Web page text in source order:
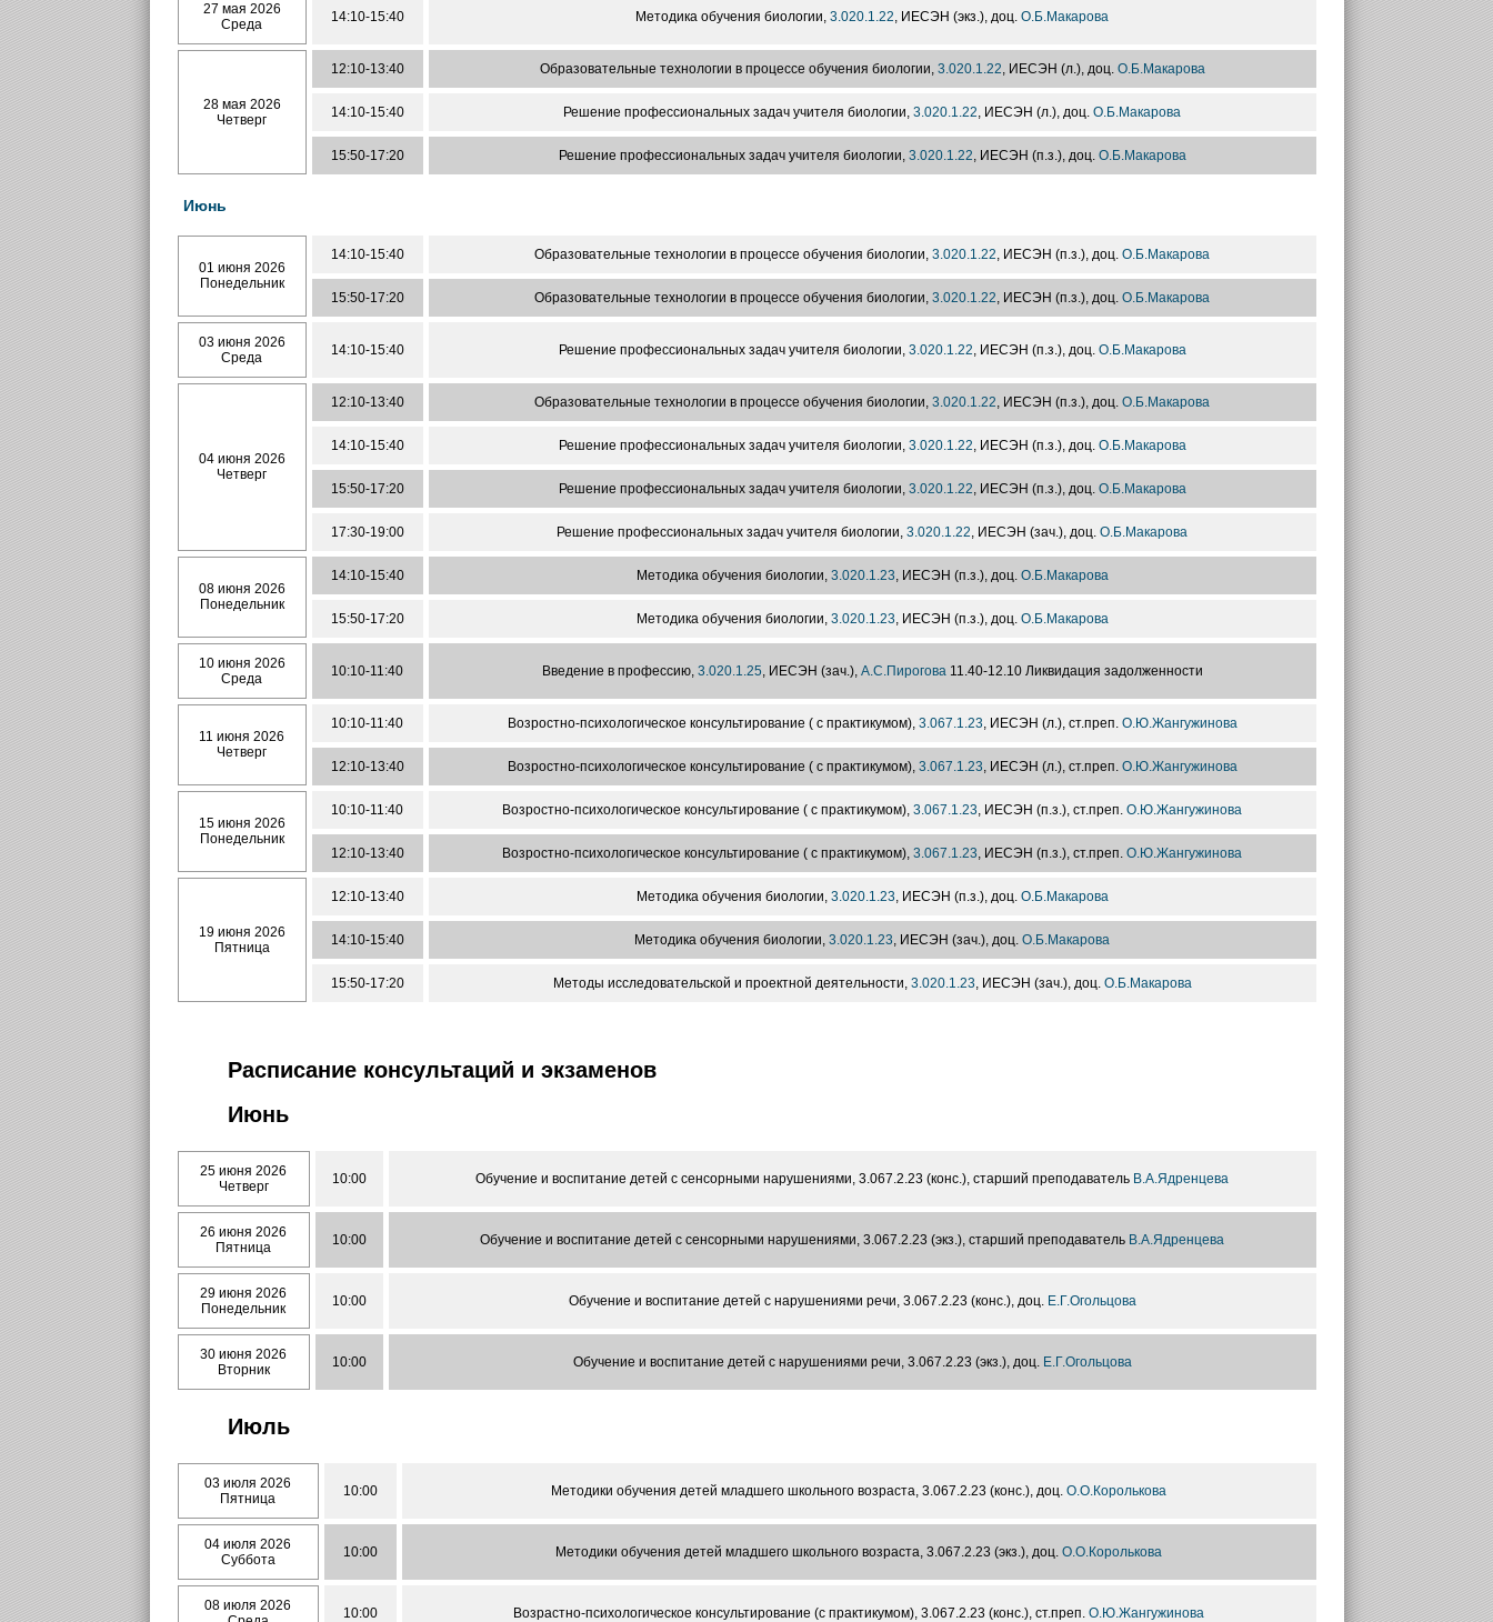
27 мая 2026
Среда
14:10-15:40 Методика обучения биологии, 3.020.1.22, ИЕСЭН (экз.), доц. О.Б.Макарова
28 мая 2026
Четверг
12:10-13:40 Образовательные технологии в процессе обучения биологии, 3.020.1.22, ИЕСЭН (л.), доц. О.Б.Макарова
14:10-15:40 Решение профессиональных задач учителя биологии, 3.020.1.22, ИЕСЭН (л.), доц. О.Б.Макарова
15:50-17:20 Решение профессиональных задач учителя биологии, 3.020.1.22, ИЕСЭН (п.з.), доц. О.Б.Макарова
Июнь
01 июня 2026
Понедельник
14:10-15:40 Образовательные технологии в процессе обучения биологии, 3.020.1.22, ИЕСЭН (п.з.), доц. О.Б.Макарова
15:50-17:20 Образовательные технологии в процессе обучения биологии, 3.020.1.22, ИЕСЭН (п.з.), доц. О.Б.Макарова
03 июня 2026
Среда
14:10-15:40 Решение профессиональных задач учителя биологии, 3.020.1.22, ИЕСЭН (п.з.), доц. О.Б.Макарова
04 июня 2026
Четверг
12:10-13:40 Образовательные технологии в процессе обучения биологии, 3.020.1.22, ИЕСЭН (п.з.), доц. О.Б.Макарова
14:10-15:40 Решение профессиональных задач учителя биологии, 3.020.1.22, ИЕСЭН (п.з.), доц. О.Б.Макарова
15:50-17:20 Решение профессиональных задач учителя биологии, 3.020.1.22, ИЕСЭН (п.з.), доц. О.Б.Макарова
17:30-19:00 Решение профессиональных задач учителя биологии, 3.020.1.22, ИЕСЭН (зач.), доц. О.Б.Макарова
08 июня 2026
Понедельник
14:10-15:40 Методика обучения биологии, 3.020.1.23, ИЕСЭН (п.з.), доц. О.Б.Макарова
15:50-17:20 Методика обучения биологии, 3.020.1.23, ИЕСЭН (п.з.), доц. О.Б.Макарова
10 июня 2026
Среда
10:10-11:40 Введение в профессию, 3.020.1.25, ИЕСЭН (зач.), А.С.Пирогова11.40-12.10 Ликвидация задолженности
11 июня 2026
Четверг
10:10-11:40 Возростно-психологическое консультирование ( с практикумом), 3.067.1.23, ИЕСЭН (л.), ст.преп. О.Ю.Жангужинова
12:10-13:40 Возростно-психологическое консультирование ( с практикумом), 3.067.1.23, ИЕСЭН (л.), ст.преп. О.Ю.Жангужинова
15 июня 2026
Понедельник
10:10-11:40 Возростно-психологическое консультирование ( с практикумом), 3.067.1.23, ИЕСЭН (п.з.), ст.преп. О.Ю.Жангужинова
12:10-13:40 Возростно-психологическое консультирование ( с практикумом), 3.067.1.23, ИЕСЭН (п.з.), ст.преп. О.Ю.Жангужинова
19 июня 2026
Пятница
12:10-13:40 Методика обучения биологии, 3.020.1.23, ИЕСЭН (п.з.), доц. О.Б.Макарова
14:10-15:40 Методика обучения биологии, 3.020.1.23, ИЕСЭН (зач.), доц. О.Б.Макарова
15:50-17:20 Методы исследовательской и проектной деятельности, 3.020.1.23, ИЕСЭН (зач.), доц. О.Б.Макарова
Расписание консультаций и экзаменов
Июнь
25 июня 2026
Четверг
10:00 Обучение и воспитание детей с сенсорными нарушениями, 3.067.2.23 (конс.), старший преподаватель В.А.Ядренцева
26 июня 2026
Пятница
10:00 Обучение и воспитание детей с сенсорными нарушениями, 3.067.2.23 (экз.), старший преподаватель В.А.Ядренцева
29 июня 2026
Понедельник
10:00 Обучение и воспитание детей с нарушениями речи, 3.067.2.23 (конс.), доц. Е.Г.Огольцова
30 июня 2026
Вторник
10:00 Обучение и воспитание детей с нарушениями речи, 3.067.2.23 (экз.), доц. Е.Г.Огольцова
Июль
03 июля 2026
Пятница
10:00 Методики обучения детей младшего школьного возраста, 3.067.2.23 (конс.), доц. О.О.Королькова
04 июля 2026
Суббота
10:00 Методики обучения детей младшего школьного возраста, 3.067.2.23 (экз.), доц. О.О.Королькова
08 июля 2026
10:00 Возрастно-психологическое консультирование (с практикумом), 3.067.2.23 (конс.), ст.преп. О.Ю.Жангужинова